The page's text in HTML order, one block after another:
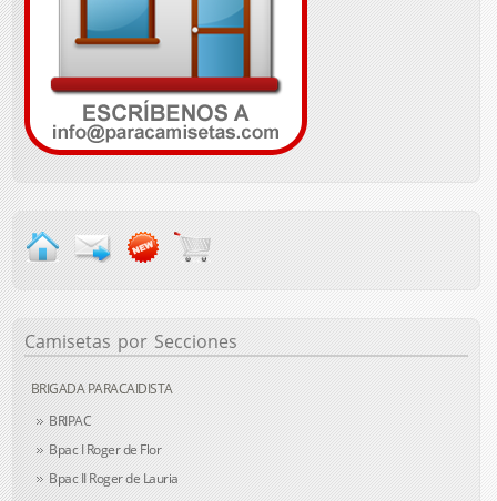
Camisetas por Secciones
BRIGADA PARACAIDISTA
BRIPAC
Bpac I Roger de Flor
Bpac II Roger de Lauria